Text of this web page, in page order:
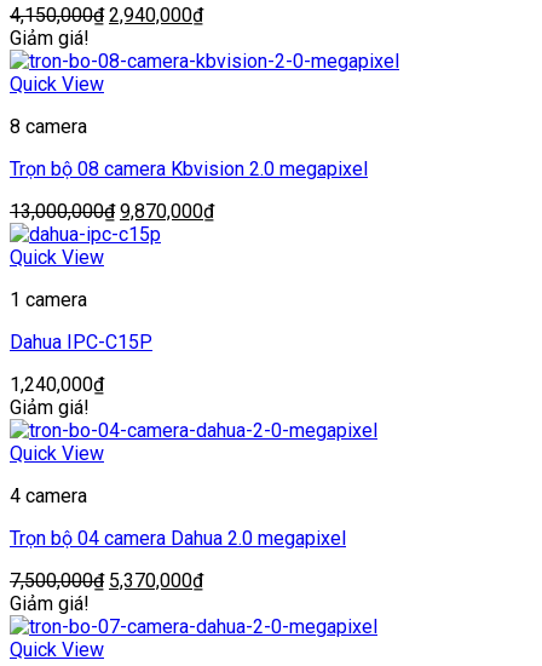
4,150,000₫ Giá
là:
2,940,000₫Giá
tại
Giảm giá!
Quick View
8 camera
Trọn bộ 08 camera Kbvision 2.0 megapixel
13,000,000₫ Giá
gốc
9,870,000₫Giá
Quick View
1 camera
Dahua IPC-C15P
1,240,000₫
Giảm giá!
Quick View
4 camera
Trọn bộ 04 camera Dahua 2.0 megapixel
7,500,000₫ Giá
là:
5,370,000₫Giá
tại
Giảm giá!
Quick View